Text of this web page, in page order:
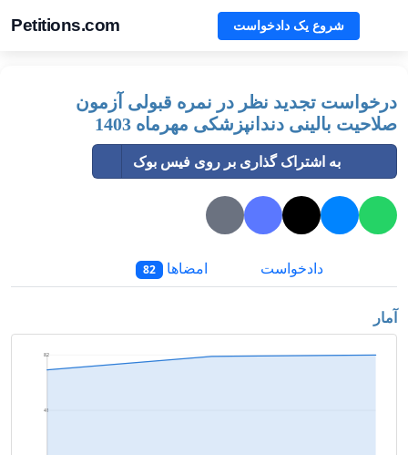
Petitions.com شروع یک دادخواست
درخواست تجدید نظر در نمره قبولی آزمون
صلاحیت بالینی دندانپزشکی مهرماه 1403
به اشتراک گذاری بر روی فیس بوک
دادخواست امضاها 82
آمار
41
82